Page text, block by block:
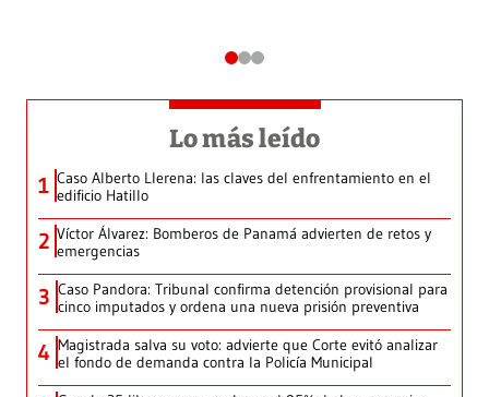
Lo más leído
1 Caso Alberto Llerena: las claves del enfrentamiento en el
edificio Hatillo
2 Víctor Álvarez: Bomberos de Panamá advierten de retos y
emergencias
3 Caso Pandora: Tribunal confirma detención provisional para
cinco imputados y ordena una nueva prisión preventiva
4 Magistrada salva su voto: advierte que Corte evitó analizar
el fondo de demanda contra la Policía Municipal